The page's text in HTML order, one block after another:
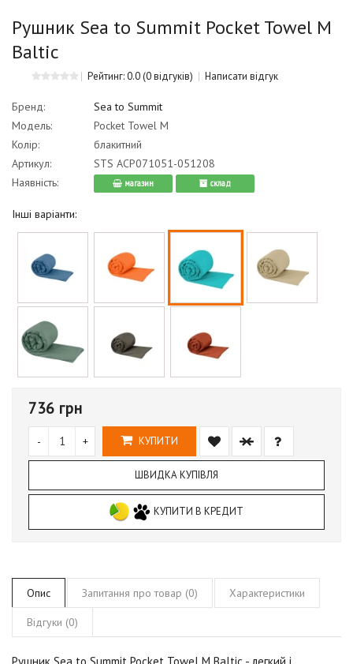
Рушник Sea to Summit Pocket Towel M
Baltic
Рейтинг: 0.0(0 відгуків) Написати відгук
Бренд:
Sea to Summit
Модель:
Pocket Towel M
Колір:
блакитний
Артикул:
STS ACP071051-051208
Наявність:
магазин cклад
Інші варіанти:
736 грн
- + КУПИТИ
ШВИДКА КУПІВЛЯ
КУПИТИ В КРЕДИТ
Опис Запитання про товар (0) Характеристики
Відгуки (0)